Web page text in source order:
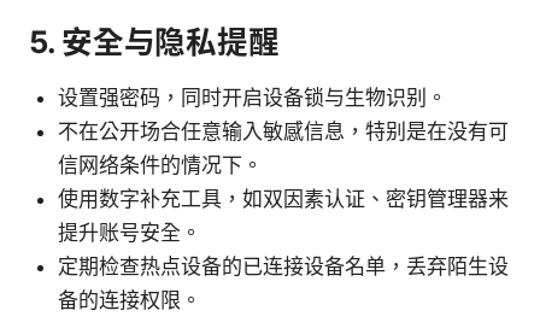
5. 安全与隐私提醒
设置强密码，同时开启设备锁与生物识别。
不在公开场合任意输入敏感信息，特别是在没有可
信网络条件的情况下。
使用数字补充工具，如双因素认证、密钥管理器来
提升账号安全。
定期检查热点设备的已连接设备名单，丢弃陌生设
备的连接权限。